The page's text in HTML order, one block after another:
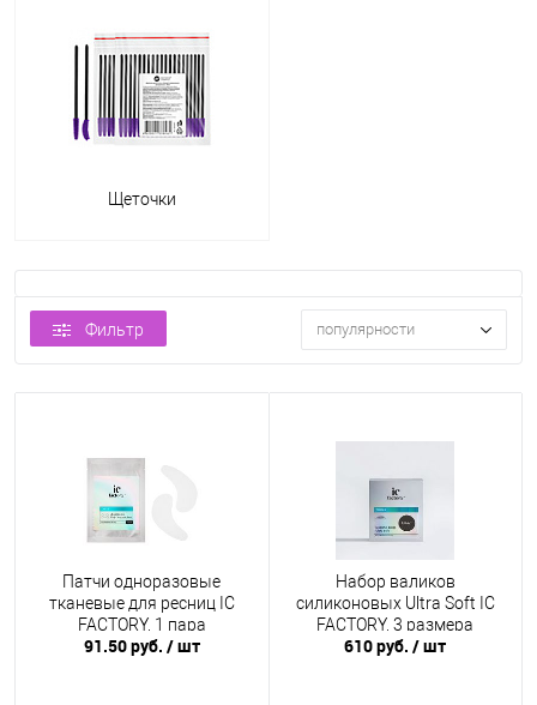
Щеточки
Фильтр популярности
Патчи одноразовые
тканевые для ресниц IC
FACTORY, 1 пара
91.50 руб. / шт
Набор валиков
силиконовых Ultra Soft IC
FACTORY, 3 размера
610 руб./ шт